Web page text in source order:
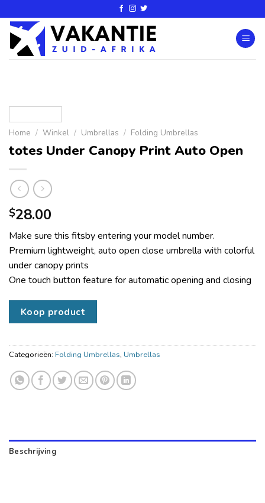
Home / Winkel / Umbrellas / Folding Umbrellas
totes Under Canopy Print Auto Open
$28.00
Make sure this fitsby entering your model number.
Premium lightweight, auto open close umbrella with colorful
under canopy prints
One touch button feature for automatic opening and closing
Koop product
Categorieën: Folding Umbrellas, Umbrellas
Beschrijving